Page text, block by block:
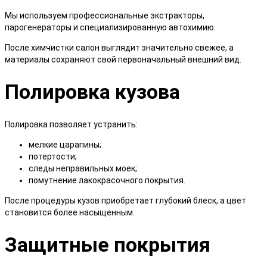
Мы используем профессиональные экстракторы,
парогенераторы и специализированную автохимию.
После химчистки салон выглядит значительно свежее, а
материалы сохраняют свой первоначальный внешний вид.
Полировка кузова
Полировка позволяет устранить:
мелкие царапины;
потертости;
следы неправильных моек;
помутнение лакокрасочного покрытия.
После процедуры кузов приобретает глубокий блеск, а цвет
становится более насыщенным.
Защитные покрытия